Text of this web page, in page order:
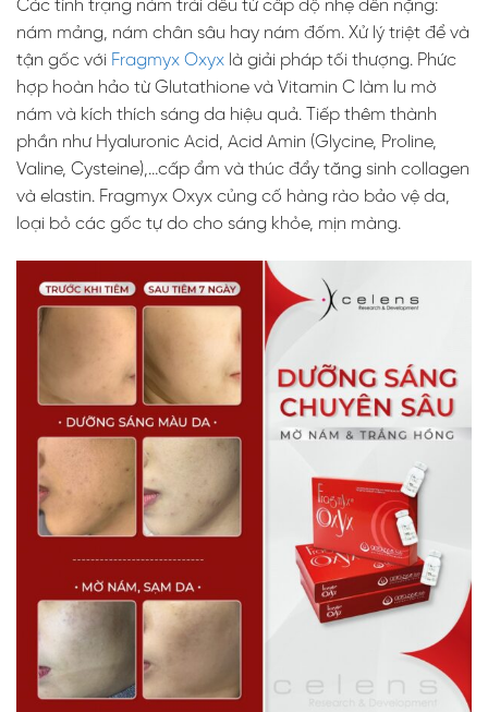
Các tình trạng nám trải đều từ cấp độ nhẹ đến nặng:
nám mảng, nám chân sâu hay nám đốm. Xử lý triệt để và
tận gốc với Fragmyx Oxyx là giải pháp tối thượng. Phức
hợp hoàn hảo từ Glutathione và Vitamin C làm lu mờ
nám và kích thích sáng da hiệu quả. Tiếp thêm thành
phần như Hyaluronic Acid, Acid Amin (Glycine, Proline,
Valine, Cysteine),…cấp ẩm và thúc đẩy tăng sinh collagen
và elastin. Fragmyx Oxyx củng cố hàng rào bảo vệ da,
loại bỏ các gốc tự do cho sáng khỏe, mịn màng.